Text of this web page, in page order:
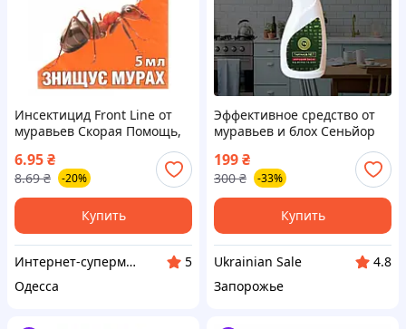
Инсектицид Front Line от
муравьев Скорая Помощь,
муравьев, тараканов, блох
и клопов)
6.95₴
8.69 ₴ -20%
Купить
Интернет-супермаркет Купа
5
Одесса
Эффективное средство от
муравьев и блох Сеньйор
средство спрей с
пульверизатором 500 мл
199₴
300 ₴ -33%
Купить
Ukrainian Sale
4.8
Запорожье